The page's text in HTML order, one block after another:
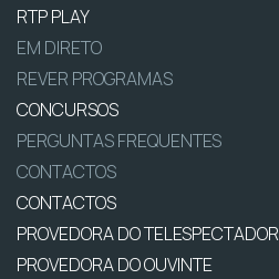
RTP PLAY
EM DIRETO
REVER PROGRAMAS
CONCURSOS
PERGUNTAS FREQUENTES
CONTACTOS
CONTACTOS
PROVEDORA DO TELESPECTADOR
PROVEDORA DO OUVINTE